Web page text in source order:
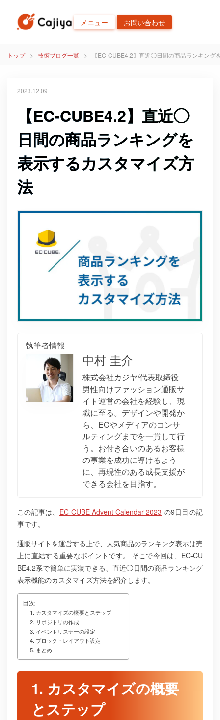
メニュー お問い合わせ
トップ 技術ブログ一覧 【EC-CUBE4.2】直近◯日間の商品ランキング
2023.12.09
【EC-CUBE4.2】直近◯
日間の商品ランキングを
表示するカスタマイズ方
法
執筆者情報
中村 圭介
株式会社カジヤ/代表取締役
男性向けファッション通販サ
イト運営の会社を経験し、現
職に至る。デザインや開発か
ら、ECやメディアのコンサ
ルティングまでを一貫して行
う。お付き合いのあるお客様
の事業を成功に導けるよう
に、再現性のある成長支援が
できる会社を目指す。
この記事は、 EC-CUBE Advent Calendar 2023 の9日目の記
事です。
通販サイトを運営する上で、人気商品のランキング表示は売
上に直結する重要なポイントです。
そこで今回は、EC-CU
BE4.2系で簡単に実装できる、直近◯日間の商品ランキング
表示機能のカスタマイズ方法を紹介します。
目次
1. カスタマイズの概要とステップ
2. リポジトリの作成
3. イベントリスナーの設定
4. ブロック・レイアウト設定
5. まとめ
1. カスタマイズの概要
とステップ